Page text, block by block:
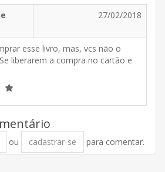
27/02/2018
esse livro, mas, vcs não o
liberarem a compra no cartão e
ou cadastrar-se para comentar.